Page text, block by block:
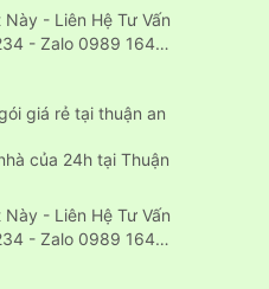
Này - Liên Hệ Tư Vấn
- Zalo 0989 164…
của 24h tại Thuận
Này - Liên Hệ Tư Vấn
- Zalo 0989 164…